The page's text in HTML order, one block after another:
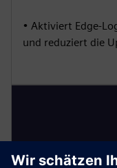
• Aktiviert Edge-
und reduziert die